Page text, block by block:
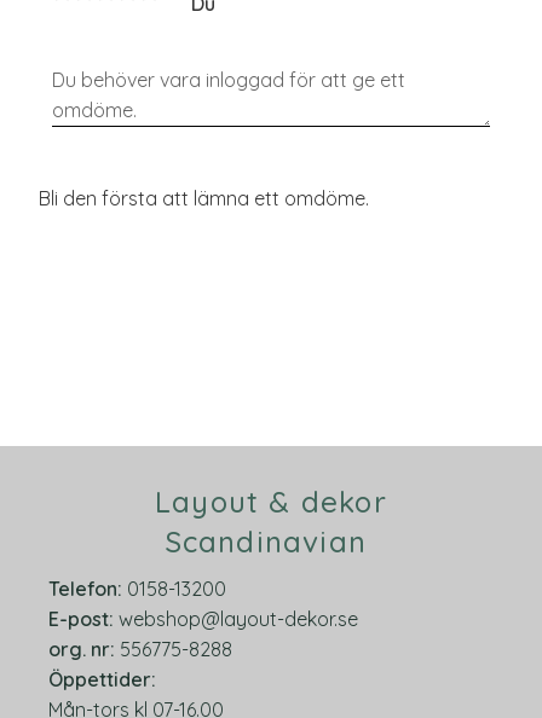
Bli den första att lämna ett omdöme.
Layout & dekor
Scandinavian
Telefon: 0158-13200
E-post: webshop@layout-dekor.se
org. nr: 556775-8288
Öppettider:
Mån-tors kl 07-16.00